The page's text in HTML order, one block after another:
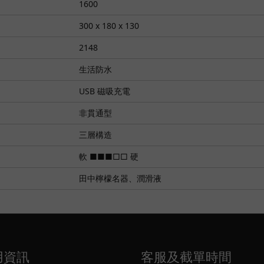
1600
300 x 180 x 130
2148
生活防水
USB 磁吸充電
非貫通型
三層構造
軟 ■■■□□ 硬
田中檸檬名器、潤滑液
訊 客服及截單時間